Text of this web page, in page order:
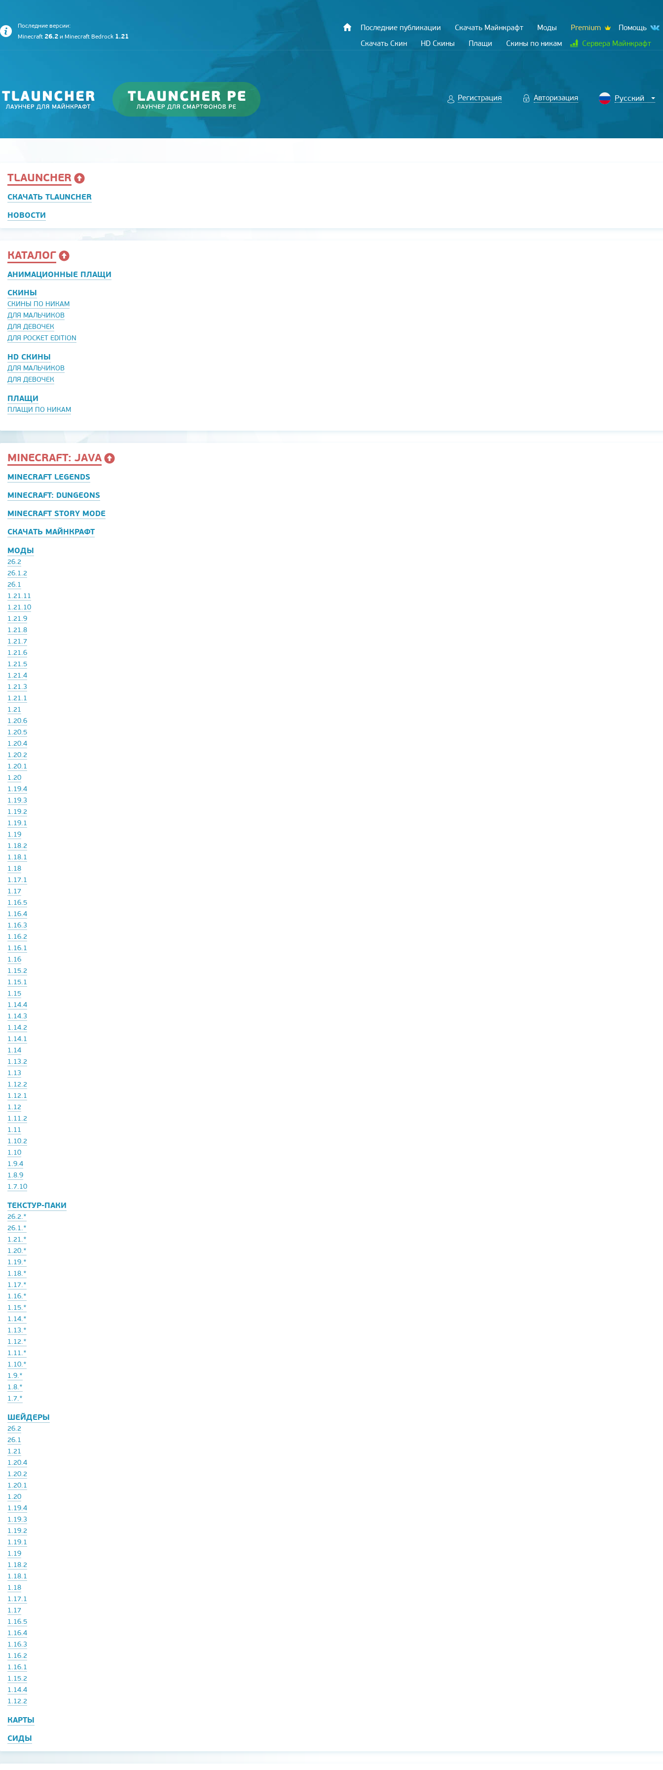
Последние версии:
Minecraft 26.2 и Minecraft Bedrock 1.21
Последние публикации Скачать Майнкрафт Моды Premium
Помощь
Скачать Скин
HD Скины Плащи Скины по никам Сервера Майнкрафт
Регистрация Авторизация
TLAUNCHER
СКАЧАТЬ TLAUNCHER
НОВОСТИ
КАТАЛОГ
АНИМАЦИОННЫЕ ПЛАЩИ
СКИНЫ
СКИНЫ ПО НИКАМ
ДЛЯ МАЛЬЧИКОВ
ДЛЯ ДЕВОЧЕК
ДЛЯ POCKET EDITION
HD СКИНЫ
ДЛЯ МАЛЬЧИКОВ
ДЛЯ ДЕВОЧЕК
ПЛАЩИ
ПЛАЩИ ПО НИКАМ
MINECRAFT: JAVA
MINECRAFT LEGENDS
MINECRAFT: DUNGEONS
MINECRAFT STORY MODE
СКАЧАТЬ МАЙНКРАФТ
МОДЫ
26.2
26.1.2
26.1
1.21.11
1.21.10
1.21.9
1.21.8
1.21.7
1.21.6
1.21.5
1.21.4
1.21.3
1.21.1
1.21
1.20.6
1.20.5
1.20.4
1.20.2
1.20.1
1.20
1.19.4
1.19.3
1.19.2
1.19.1
1.19
1.18.2
1.18.1
1.18
1.17.1
1.17
1.16.5
1.16.4
1.16.3
1.16.2
1.16.1
1.16
1.15.2
1.15.1
1.15
1.14.4
1.14.3
1.14.2
1.14.1
1.14
1.13.2
1.13
1.12.2
1.12.1
1.12
1.11.2
1.11
1.10.2
1.10
1.9.4
1.8.9
1.7.10
ТЕКСТУР-ПАКИ
26.2.*
26.1.*
1.21.*
1.20.*
1.19.*
1.18.*
1.17.*
1.16.*
1.15.*
1.14.*
1.13.*
1.12.*
1.11.*
1.10.*
1.9.*
1.8.*
1.7.*
ШЕЙДЕРЫ
26.2
26.1
1.21
1.20.4
1.20.2
1.20.1
1.20
1.19.4
1.19.3
1.19.2
1.19.1
1.19
1.18.2
1.18.1
1.18
1.17.1
1.17
1.16.5
1.16.4
1.16.3
1.16.2
1.16.1
1.15.2
1.14.4
1.12.2
КАРТЫ
СИДЫ